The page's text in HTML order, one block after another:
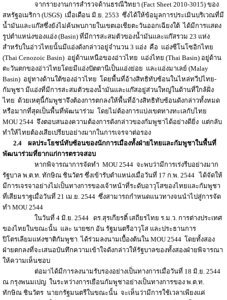
จากรายงานการสำรวจด้านธรณีวิทยา (Fact Sheet 2010-3015) ของ
สหรัฐอเมริกา (USGS) เมื่อเดือน มิ.ย. 2553 ซึ่งได้ให้ข้อมูลการประเมินบริเวณที่มี
น้ำมันและแก๊สซึ่งยังไม่ค้นพบภายในเขตเอเชียตะวันออกเฉียงใต้ ได้มีการแสดง
รูปตำแหน่งของแอ่ง (Basin) ที่มีการสะสมตัวของน้ำมันและแก๊สรวม 23 แห่ง
สำหรับในอ่าวไทยนั้นมีแอ่งดังกล่าวอยู่จำนวน 3 แอ่ง คือ แอ่งซีโนโซอิกไทย
(Thai Cenozoic Basin) อยู่ด้านเหนือของอ่าวไทย แอ่งไทย (Thai Basin) อยู่ด้าน
ตะวันตกของอ่าวไทยโดยมีแอ่งปัตตานีเป็นแอ่งย่อย และแอ่งมาเลย์ (Malay
Basin) อยู่ทางด้านใต้ของอ่าวไทย โดยพื้นที่อ้างสิทธิทับซ้อนในไหล่ทวีปไทย-
กัมพูชา มีแอ่งที่มีการสะสมตัวของน้ำมันและแก๊สอยู่ส่วนใหญ่ในด้านที่ใกล้ฝั่ง
ไทย ด้วยเหตุนี้กัมพูชาจึงต้องการตกลงให้พื้นที่อ้างสิทธิทับซ้อนดังกล่าวทั้งหมด
หรือมากที่สุดเป็นพื้นที่พัฒนาร่วม โดยไม่ต้องการแบ่งเขตทางทะเลกับไทย
MOU 2544 จึงตอบสนองความต้องการดังกล่าวของกัมพูชาได้อย่างดียิ่ง แต่กลับ
ทำให้ไทยต้องเสียเปรียบอย่างมากในการเจรจาต่อรอง
2.4 ผลประโยชน์ทับซ้อนของนักการเมืองทั้งฝ่ายไทยและกัมพูชาในพื้นที่
พัฒนาร่วมที่ยากแก่การตรวจสอบ
หากพิจารณาการจัดทำ MOU 2544 จะพบว่ามีการเร่งรีบอย่างมาก
รัฐบาล พ.ต.ท. ทักษิณ ชินวัตร ซึ่งเข้ารับตำแหน่งเมื่อวันที่ 17 ก.พ. 2544 ได้จัดให้
มีการเจรจาอย่างไม่เป็นทางการของเจ้าหน้าที่ระดับอาวุโสของไทยและกัมพูชา
ที่เสียมราฐเมื่อวันที่ 21 เม.ย. 2544 ซึ่งสามารถกำหนดแนวทางจนนำไปสู่การจัด
ทำ MOU 2544
ในวันที่ 4 มิ.ย. 2544 ดร.สุรเกียรติ์ เสถียรไทย ร.ม.ว. การต่างประเทศ
ของไทยในขณะนั้น และ นายซก อัน รัฐมนตรีอาวุโส และประธานการ
ปิโตรเลียมแห่งชาติกัมพูชา ได้ร่วมลงนามเบื้องต้นใน MOU 2544 โดยทั้งสอง
ฝ่ายตกลงที่จะเสนอบันทึกความเข้าใจดังกล่าวให้รัฐบาลของทั้งสองฝ่ายพิจารณา
ให้ความเห็นชอบ
ต่อมาได้มีการลงนามรับรองอย่างเป็นทางการเมื่อวันที่ 18 มิ.ย. 2544
ณ กรุงพนมเปญ ในระหว่างการเยือนกัมพูชาอย่างเป็นทางการของ พ.ต.ท.
ทักษิณ ชินวัตร นายกรัฐมนตรีในขณะนั้น จะเห็นว่ามีการใช้เวลาเพียงแค่